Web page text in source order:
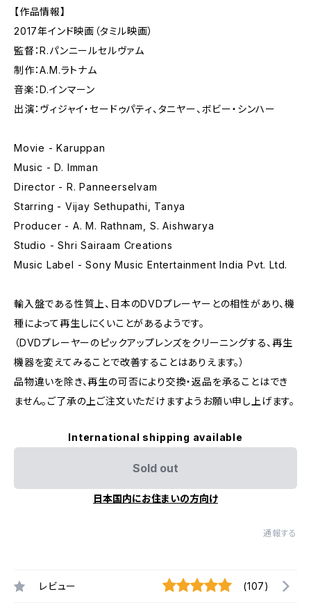
【作品情報】
2017年インド映画（タミル映画）
監督：R.パンニールセルヴァム
制作：A.M.ラトナム
音楽：D.インマーン
出演：ヴィジャイ・セードゥパティ、タニヤー、ボビー・シンハー
Movie - Karuppan
Music - D. Imman
Director - R. Panneerselvam
Starring - Vijay Sethupathi, Tanya
Producer - A. M. Rathnam, S. Aishwarya
Studio - Shri Sairaam Creations
Music Label - Sony Music Entertainment India Pvt. Ltd.
輸入盤である性質上、日本のDVDプレーヤーとの相性があり、機
種によって再生しにくいことがあるようです。
（DVDプレーヤーのピックアップレンズをクリーニングする、再生
機器を変えてみることで改善することはありえます。）
品物違いを除き、再生の可否により交換・返品を承ることはでき
ません。ご了承の上ご注文いただけますようお願い申し上げます。
International shipping available
Sold out
日本国内にお住まいの方向け
通報する
レビュー (107)